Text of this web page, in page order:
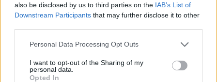
also be disclosed by us to third parties on the IAB’s List of
Downstream Participants that may further disclose it to other
Personal Data Processing Opt Outs
I want to opt-out of the Sharing of my
personal data.
Opted In
ARTIGOS RELACIONADOSMAIS DO AUTOR